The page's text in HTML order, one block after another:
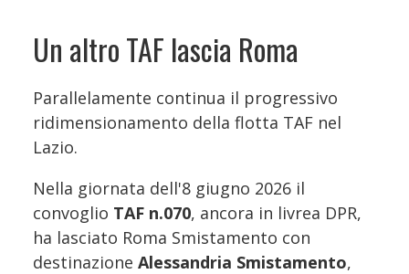
Un altro TAF lascia Roma
Parallelamente continua il progressivo
ridimensionamento della flotta TAF nel
Lazio.
Nella giornata dell'8 giugno 2026 il
convoglio TAF n.070, ancora in livrea DPR,
ha lasciato Roma Smistamento con
destinazione Alessandria Smistamento,